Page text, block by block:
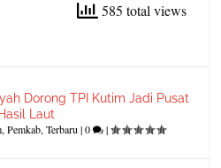
585 total views
Dorong TPI Kutim Jadi Pusat
Laut
,Pemkab,Terbaru |0 |